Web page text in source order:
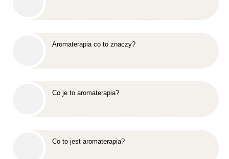
Aromaterapia co to znaczy?
Co je to aromaterapia?
Co to jest aromaterapia?